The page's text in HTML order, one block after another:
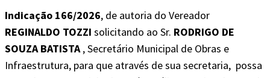
Indicação 166/2026, de autoria do Vereador
REGINALDO TOZZI solicitando ao Sr. RODRIGO DE
SOUZA BATISTA, Secretário Municipal de Obras e
Infraestrutura, para que através de sua secretaria, possa